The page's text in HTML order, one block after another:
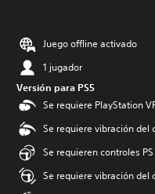
Juego offline activado
1 jugador
Versión para PS5
Se requiere PlayStation
Se requiere vibración del
Se requieren controles PS
Se requiere vibración del